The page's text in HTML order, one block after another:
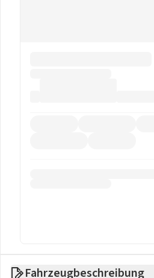
Fahrzeugbeschreibung